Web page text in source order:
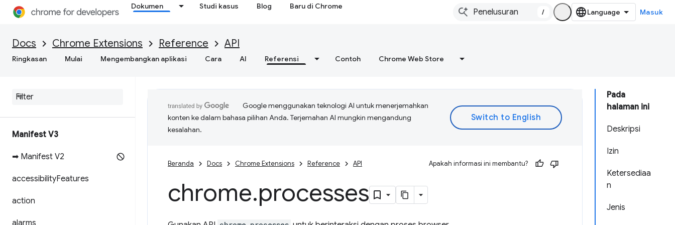
Dokumen Studi kasus Blog Baru di Chrome
/ Masuk
Docs Chrome Extensions Reference API
Ringkasan Mulai Mengembangkan aplikasi Cara AI Referensi Contoh Chrome Web Store
Manifest V3
➡ Manifest V2
accessibilityFeatures
action
alarms
Pada
halaman ini
Deskripsi
Izin
Ketersediaa
n
Jenis
Google menggunakan teknologi AI untuk menerjemahkan
konten ke dalam bahasa pilihan Anda. Terjemahan AI mungkin mengandung
kesalahan.
Beranda Docs Chrome Extensions Reference API Apakah informasi ini membantu?
chrome.processes